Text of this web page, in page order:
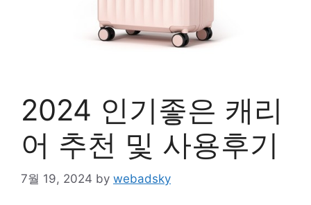
2024 인기좋은 캐리
어 추천 및 사용후기
7월 19, 2024 by webadsky